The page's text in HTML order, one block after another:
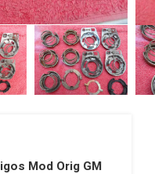
Mod Orig GM